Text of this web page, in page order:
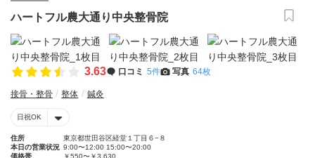
ハートフル農大通り中央整骨院
3.63 口コミ 5件 写真 64枚
接骨・整骨 整体 鍼灸
日祝OK
住所
東京都世田谷区経堂１丁目６−８
本日の営業状況 9:00〜12:00 15:00〜20:00
価格帯
￥550〜￥3,630